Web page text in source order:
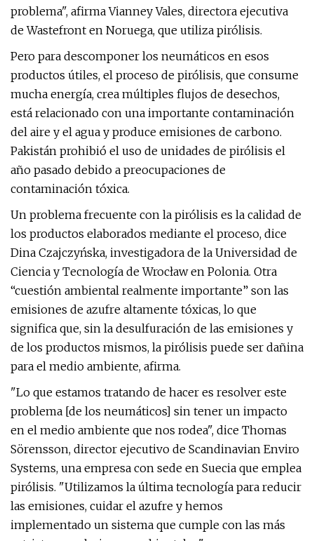
problema", afirma Vianney Vales, directora ejecutiva
de Wastefront en Noruega, que utiliza pirólisis.
Pero para descomponer los neumáticos en esos
productos útiles, el proceso de pirólisis, que consume
mucha energía, crea múltiples flujos de desechos,
está relacionado con una importante contaminación
del aire y el agua y produce emisiones de carbono.
Pakistán prohibió el uso de unidades de pirólisis el
año pasado debido a preocupaciones de
contaminación tóxica.
Un problema frecuente con la pirólisis es la calidad de
los productos elaborados mediante el proceso, dice
Dina Czajczyńska, investigadora de la Universidad de
Ciencia y Tecnología de Wrocław en Polonia. Otra
“cuestión ambiental realmente importante” son las
emisiones de azufre altamente tóxicas, lo que
significa que, sin la desulfuración de las emisiones y
de los productos mismos, la pirólisis puede ser dañina
para el medio ambiente, afirma.
"Lo que estamos tratando de hacer es resolver este
problema [de los neumáticos] sin tener un impacto
en el medio ambiente que nos rodea", dice Thomas
Sörensson, director ejecutivo de Scandinavian Enviro
Systems, una empresa con sede en Suecia que emplea
pirólisis. "Utilizamos la última tecnología para reducir
las emisiones, cuidar el azufre y hemos
implementado un sistema que cumple con las más